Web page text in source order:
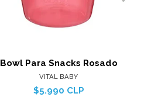
Bowl Para Snacks Rosado
VITAL BABY
$5.990 CLP